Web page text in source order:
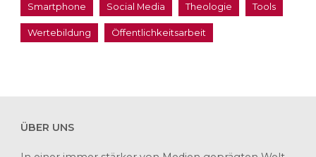
Smartphone Social Media Theologie Tools
Wertebildung Öffentlichkeitsarbeit
ÜBER UNS